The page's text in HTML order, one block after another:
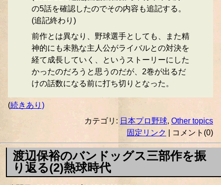
の5話を確認したのでその内容も追記する。
(追記終わり)
前作とは異なり、野球選手としても、また精
神的にも未熟な主人公がライバルとの対決を
経て成長していく、というストーリーにした
かったのだろうと思うのだが、2巻が出るだ
けの話数になる前に打ち切りとなった。
(続きあり)
カテゴリ: 日本プロ野球, Other topics
固定リンク
| コメント(0)
渡辺保裕のバンドッグス三部作を振
り返る(2)熱球時代